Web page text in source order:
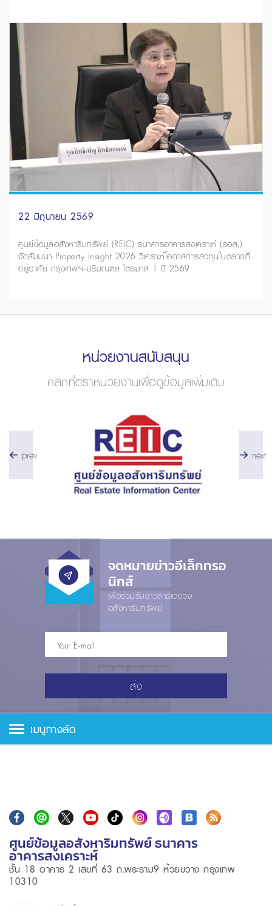
22 มิถุนายน 2569
ศูนย์ข้อมูลอสังหาริมทรัพย์ (REIC) ธนาคารอาคารสงเคราะห์ (ธอส.)
จัดสัมมนา Property Insight 2026 วิเคราะห์โอกาสการลงทุนในตลาดที่
อยู่อาศัย กรุงเทพฯ-ปริมณฑล ไตรมาส 1 ปี 2569
หน่วยงานสนับสนุน
คลิกที่ตราหน่วยงานเพื่อดูข้อมูลเพิ่มเติม
prev next
จดหมายข่าวอีเล็กทรอ
นิกส์
เพื่อร่วมรับข่าวสารแวดวง
อสังหาริมทรัพย์
ส่ง
เมนูทางลัด
ศูนย์ข้อมูลอสังหาริมทรัพย์ ธนาคาร
อาคารสงเคราะห์
ชั้น 18 อาคาร 2 เลขที่ 63 ถ.พระราม9 ห้วยขวาง กรุงเทพ
10310